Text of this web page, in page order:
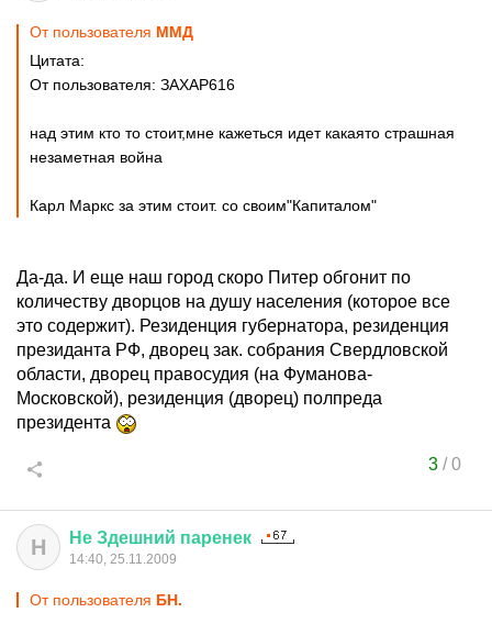
От пользователя ММД
Цитата:
От пользователя: ЗАХАР616
над этим кто то стоит,мне кажеться идет какаято страшная
незаметная война
Карл Маркс за этим стоит. со своим"Капиталом"
Да-да. И еще наш город скоро Питер обгонит по
количеству дворцов на душу населения (которое все
это содержит). Резиденция губернатора, резиденция
президанта РФ, дворец зак. собрания Свердловской
области, дворец правосудия (на Фуманова-
Московской), резиденция (дворец) полпреда
президента
3/0
Н Не Здешний паренек
14:40, 25.11.2009
От пользователя БН.